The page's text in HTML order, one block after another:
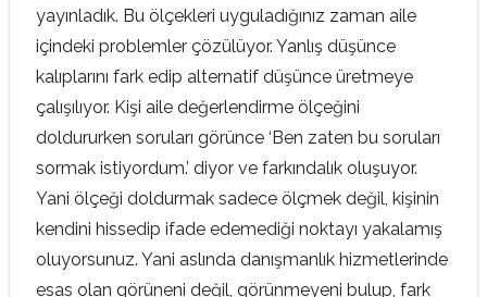
yayınladık. Bu ölçekleri uyguladığınız zaman aile
içindeki problemler çözülüyor. Yanlış düşünce
kalıplarını fark edip alternatif düşünce üretmeye
çalışılıyor. Kişi aile değerlendirme ölçeğini
doldururken soruları görünce ‘Ben zaten bu soruları
sormak istiyordum.’ diyor ve farkındalık oluşuyor.
Yani ölçeği doldurmak sadece ölçmek değil, kişinin
kendini hissedip ifade edemediği noktayı yakalamış
oluyorsunuz. Yani aslında danışmanlık hizmetlerinde
esas olan görüneni değil, görünmeyeni bulup, fark